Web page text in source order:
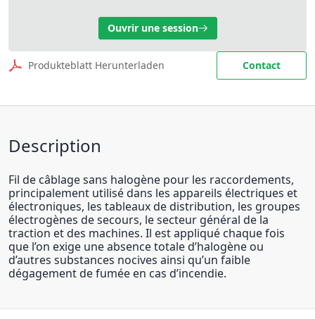
Ouvrir une session
Produkteblatt Herunterladen Contact
Description
Fil de câblage sans halogène pour les raccordements,
principalement utilisé dans les appareils électriques et
électroniques, les tableaux de distribution, les groupes
électrogènes de secours, le secteur général de la
traction et des machines. Il est appliqué chaque fois
que l’on exige une absence totale d’halogène ou
d’autres substances nocives ainsi qu’un faible
dégagement de fumée en cas d’incendie.